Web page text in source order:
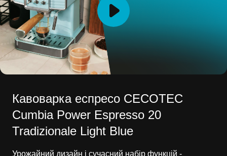
Кавоварка еспресо CECOTEC
Cumbia Power Espresso 20
Tradizionale Light Blue
Урожайний дизайн і сучасний набір функцій -